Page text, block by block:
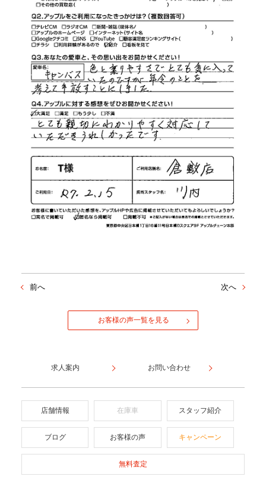
前へ 次へ
お客様の声一覧を見る
求人案内 お問い合わせ
店舗情報 在庫車 スタッフ紹介
ブログ お客様の声 キャンペーン
無料査定